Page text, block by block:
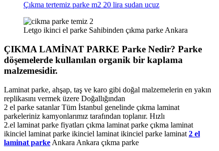
Çıkma tertemiz parke m2 20 lira sudan ucuz
Letgo ikinci el parke Sahibinden çıkma parke Ankara
ÇIKMA LAMİNAT PARKE Parke Nedir? Parke
döşemelerde kullanılan organik bir kaplama
malzemesidir.
Laminat parke, ahşap, taş ve karo gibi doğal malzemelerin en yakın
replikasını vermek üzere Doğallığından
2 el parke satanlar Tüm İstanbul genelinde çıkma laminat
parkeleriniz kamyonlarımız tarafından toplanır. Hızlı
2.el laminat parke fiyatları çıkma laminat parke çıkma laminat
ikinciel laminat parke ikinciel laminat ikinciel parke laminat 2 el
laminat parke Ankara Ankara çıkma parke